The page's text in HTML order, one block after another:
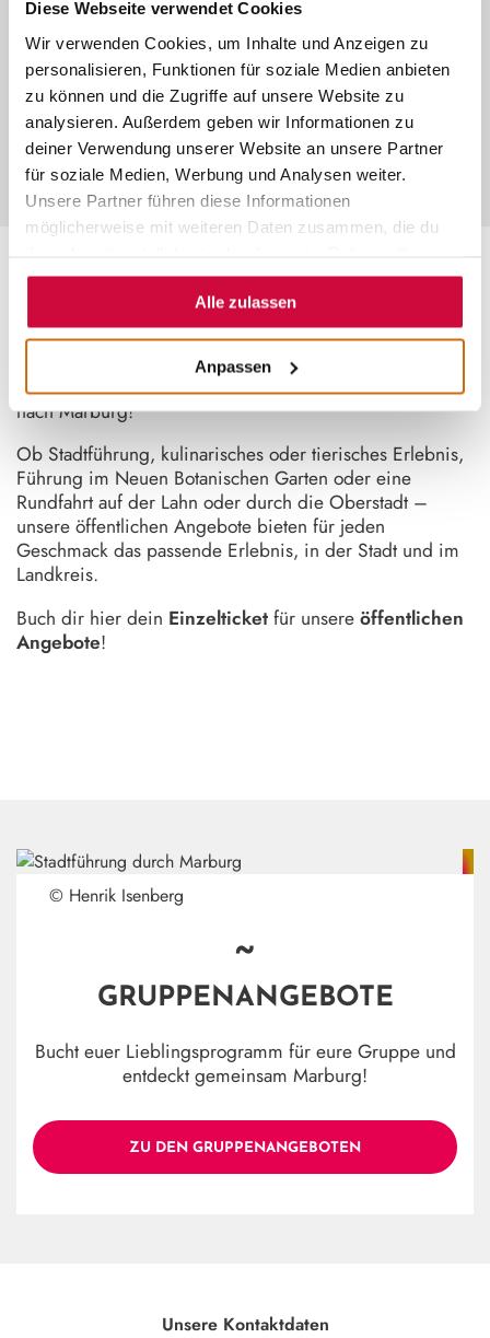
Diese Webseite verwendet Cookies
Wir verwenden Cookies, um Inhalte und Anzeigen zu
personalisieren, Funktionen für soziale Medien anbieten
zu können und die Zugriffe auf unsere Website zu
analysieren. Außerdem geben wir Informationen zu
deiner Verwendung unserer Website an unsere Partner
für soziale Medien, Werbung und Analysen weiter.
Unsere Partner führen diese Informationen
möglicherweise mit weiteren Daten zusammen, die du
Nutzung der Dienste gesammelt haben.
Alle zulassen
Anpassen
INDIVIDUELLE ERLEBNISSE
Plane dein Erlebnis ganz nach deinen
Wünschen – exklusiv für deine
Gruppe und zum Pauschalpreis.
DEIN LIEBLINGSERLEBNIS
Entdecke die Vielfalt Mittelhessens bei einem Ausflug
nach Marburg!
Ob Stadtführung, kulinarisches oder tierisches Erlebnis,
Führung im Neuen Botanischen Garten oder eine
Rundfahrt auf der Lahn oder durch die Oberstadt –
unsere öffentlichen Angebote bieten für jeden
Geschmack das passende Erlebnis, in der Stadt und im
Landkreis.
Buch dir hier dein Einzelticketfür unsereöffentlichen
Angebote!
© Henrik Isenberg
~
GRUPPENANGEBOTE
Bucht euer Lieblingsprogramm für eure Gruppe und
entdeckt gemeinsam Marburg!
ZU DEN GRUPPENANGEBOTEN
Unsere Kontaktdaten